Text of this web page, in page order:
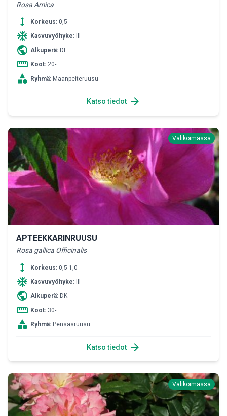
Rosa Amica
height Korkeus: 0,5
ac_unit Kasvuvyöhyke:
public Alkuperä: DE
straighten Koot: 20-
category Ryhmä: Maanpeiteruusu
Katso tiedot arrow_forward
Valikoimassa
APTEEKKARINRUUSU
Rosa gallica Officinalis
height Korkeus: 0,5-1,0
ac_unit Kasvuvyöhyke:
public Alkuperä: DK
straighten Koot: 30-
category Ryhmä: Pensasruusu
Katso tiedot arrow_forward
Valikoimassa